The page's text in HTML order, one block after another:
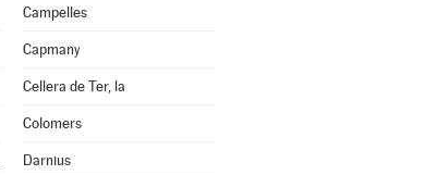
Campelles
Capmany
Cellera de Ter, la
Colomers
Darnius